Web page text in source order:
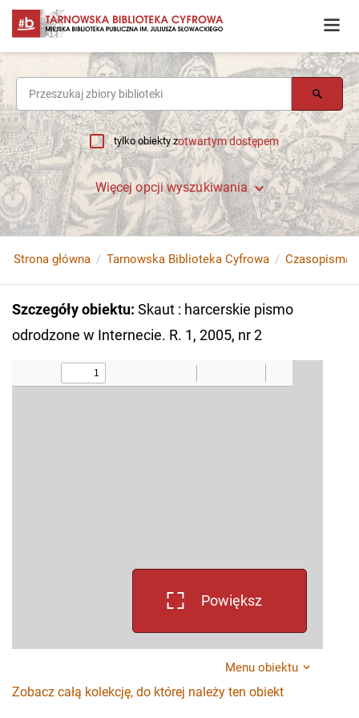
tylko obiekty zotwartym dostępem
Więcej opcji wyszukiwania
Strona główna Tarnowska Biblioteka Cyfrowa Czasopisma
Szczegóły obiektu: Skaut : harcerskie pismo
odrodzone w Internecie. R. 1, 2005, nr 2
Powiększ
Menu obiektu
Zobacz całą kolekcję, do której należy ten obiekt